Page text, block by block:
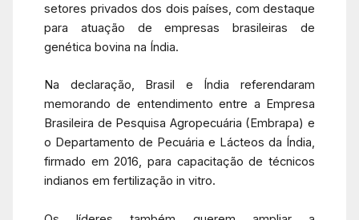
setores privados dos dois países, com destaque
para atuação de empresas brasileiras de
genética bovina na Índia.
Na declaração, Brasil e Índia referendaram
memorando de entendimento entre a Empresa
Brasileira de Pesquisa Agropecuária (Embrapa) e
o Departamento de Pecuária e Lácteos da Índia,
firmado em 2016, para capacitação de técnicos
indianos em fertilização in vitro.